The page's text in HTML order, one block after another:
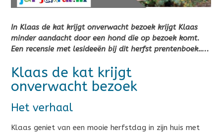
In Klaas de kat krijgt onverwacht bezoek krijgt Klaas
minder aandacht door een hond die op bezoek komt.
Een recensie met lesideeën bij dit herfst prentenboek…..
Klaas de kat krijgt
onverwacht bezoek
Het verhaal
Klaas geniet van een mooie herfstdag in zijn huis met